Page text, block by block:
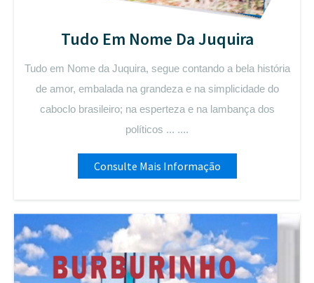
Tudo Em Nome Da Juquira
Tudo em Nome da Juquira, segue contando a bela história
de amor, embalada na grandeza e na simplicidade do
caboclo brasileiro; na esperteza e na lambança dos
políticos ... ....
Consulte Mais Informação